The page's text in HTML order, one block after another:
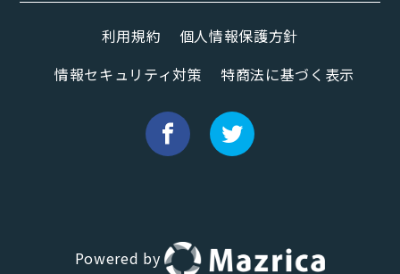
利用規約
個人情報保護方針
情報セキュリティ対策
特商法に基づく表示
Powered by